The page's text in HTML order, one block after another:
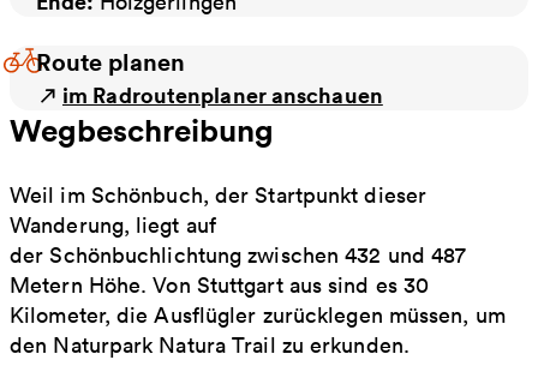
Route planen
im Radroutenplaner anschauen
Wegbeschreibung
Weil im Schönbuch, der Startpunkt dieser
Wanderung, liegt auf
der Schönbuchlichtung zwischen 432 und 487
Metern Höhe. Von Stuttgart aus sind es 30
Kilometer, die Ausflügler zurücklegen müssen, um
den Naturpark Natura Trail zu erkunden.